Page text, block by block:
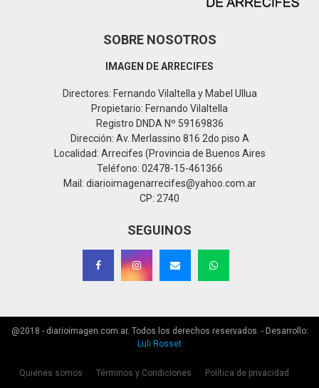
SOBRE NOSOTROS
IMAGEN DE ARRECIFES
Directores: Fernando Vilaltella y Mabel Ullua
Propietario: Fernando Vilaltella
Registro DNDA Nº 59169836
Dirección: Av. Merlassino 816 2do piso A
Localidad: Arrecifes (Provincia de Buenos Aires
Teléfono: 02478-15-461366
Mail: diarioimagenarrecifes@yahoo.com.ar
CP: 2740
SEGUINOS
@2018 - diarioimagen.com.ar. Todos los derechos reservados. - Desarrollo:
Luli Rosset
Quienes somos Términos y Condiciones
Política de privacidad